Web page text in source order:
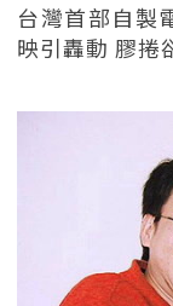
台灣首部自製
映引轟動 膠捲